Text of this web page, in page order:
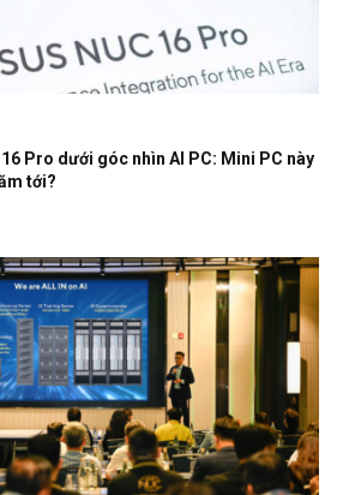
Pro dưới góc nhìn AI PC: Mini PC này
tới?